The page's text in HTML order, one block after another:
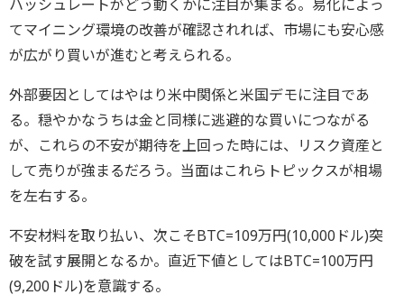
ハッシュレートがどう動くかに注目が集まる。易化によっ
てマイニング環境の改善が確認されれば、市場にも安心感
が広がり買いが進むと考えられる。
外部要因としてはやはり米中関係と米国デモに注目であ
る。穏やかなうちは金と同様に逃避的な買いにつながる
が、これらの不安が期待を上回った時には、リスク資産と
して売りが強まるだろう。当面はこれらトピックスが相場
を左右する。
不安材料を取り払い、次こそBTC=109万円(10,000ドル)突
破を試す展開となるか。直近下値としてはBTC=100万円
(9,200ドル)を意識する。